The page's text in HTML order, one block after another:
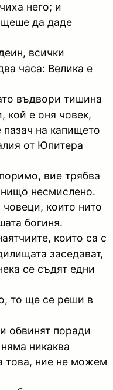
него; и
щеше да даде
всички
часа: Велика е
въдвори тишина
кой е оня човек,
пазач на капището
от Юпитера
вие трябва
несмислено.
които нито
богиня.
които са с
заседават,
се съдят едни
то ще се реши в
обвинят поради
никаква
това, ние не можем